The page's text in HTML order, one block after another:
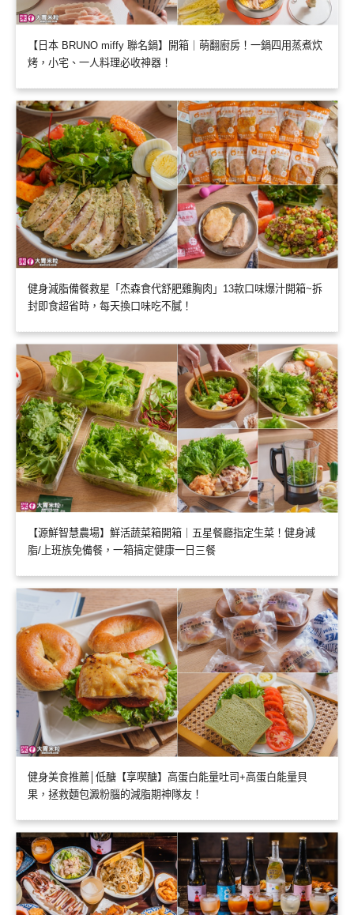
【日本 BRUNO miffy 聯名鍋】開箱｜萌翻廚房！一鍋四用蒸煮炊
烤，小宅、一人料理必收神器！
健身減脂備餐救星「杰森食代舒肥雞胸肉」13款口味爆汁開箱~拆
封即食超省時，每天換口味吃不膩！
【源鮮智慧農場】鮮活蔬菜箱開箱｜五星餐廳指定生菜！健身減
脂/上班族免備餐，一箱搞定健康一日三餐
健身美食推薦│低醣【享喫醣】高蛋白能量吐司+高蛋白能量貝
果，拯救麵包澱粉腦的減脂期神隊友！